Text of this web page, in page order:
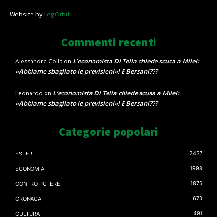
Website byLogOrbit
Commenti recenti
Alessandro Colla on L’economista Di Tella chiede scusa a Milei:
«Abbiamo sbagliato le previsioni»! E Bersani???
Leonardo on L’economista Di Tella chiede scusa a Milei:
«Abbiamo sbagliato le previsioni»! E Bersani???
Categorie popolari
ESTERI 2437
ECONOMIA 1998
CONTRO POTERE 1875
CRONACA 673
CULTURA 491